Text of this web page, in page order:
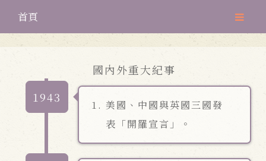
首頁
國內外重大紀事
1943
美國、中國與英國三國發
表「開羅宣言」。